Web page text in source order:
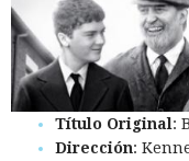
Título Original:
Dirección: